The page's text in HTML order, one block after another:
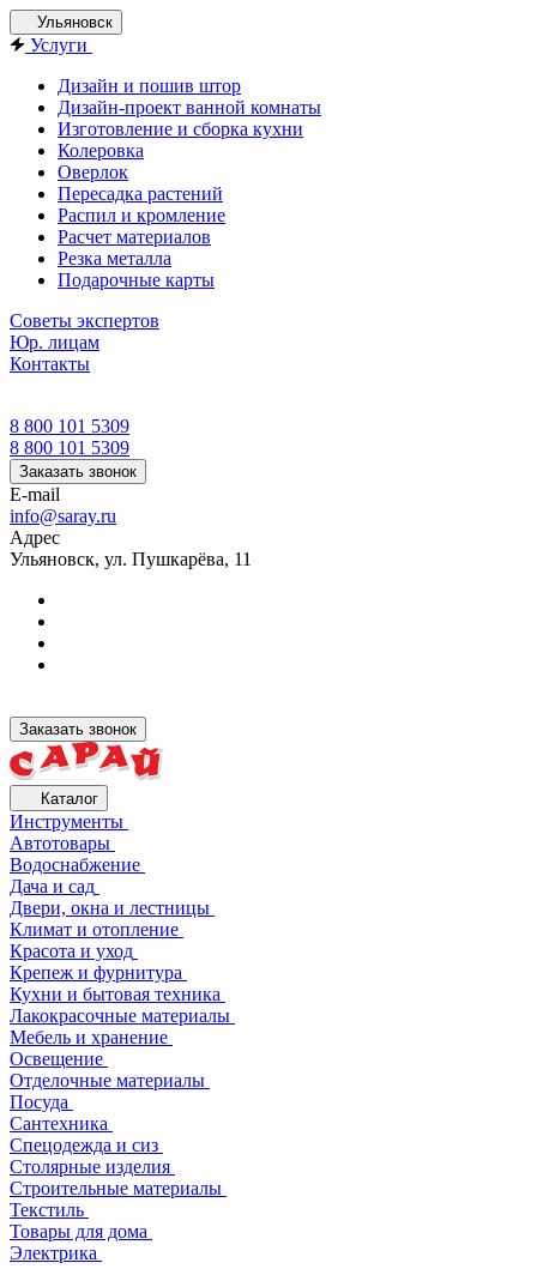
Ульяновск
Услуги
Дизайн и пошив штор
Дизайн-проект ванной комнаты
Изготовление и сборка кухни
Колеровка
Оверлок
Пересадка растений
Распил и кромление
Расчет материалов
Резка металла
Подарочные карты
Советы экспертов
Юр. лицам
Контакты
8 800 101 5309
8 800 101 5309
Заказать звонок
E-mail
info@saray.ru
Адрес
Ульяновск, ул. Пушкарёва, 11
Заказать звонок
Каталог
Инструменты
Автотовары
Водоснабжение
Дача и сад
Двери, окна и лестницы
Климат и отопление
Красота и уход
Крепеж и фурнитура
Кухни и бытовая техника
Лакокрасочные материалы
Мебель и хранение
Освещение
Отделочные материалы
Посуда
Сантехника
Спецодежда и сиз
Столярные изделия
Строительные материалы
Текстиль
Товары для дома
Электрика